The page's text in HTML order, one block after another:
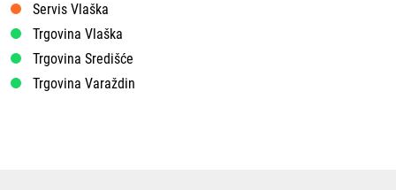
Servis Vlaška
Trgovina Vlaška
Trgovina Središće
Trgovina Varaždin